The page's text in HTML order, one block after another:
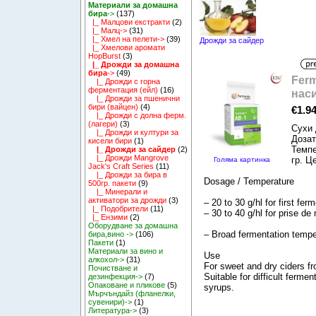
Материали за домашна
бира-> (137)
|_ Малцови екстракти (2)
|_ Малц-> (31)
|_ Хмел на пелети-> (39)
|_ Хмелови аромати
HopBurst (3)
|_ Дрожди за домашна
бира-> (49)
|_ Дрожди с горна
ферментация (ейл) (16)
|_ Дрожди за пшенични
бири (вайцен) (4)
|_ Дрожди с долна ферм.
(лагери) (3)
|_ Дрожди и култури за
кисели бири (1)
|_ Дрожди за сайдер (2)
|_ Дрожди Mangrove
Jack's Craft Series (11)
|_ Дрожди за бира в
500гр. пакети (9)
|_ Минерали и
активатори за дрожди (3)
|_ Подобрители (11)
|_ Ензими (2)
Оборудване за домашна
бира,вино -> (106)
Пакети (1)
Материали за вино и
алкохол-> (31)
Почистване и
дезинфекция-> (7)
Опаковане и пликове (5)
Мърчъндайз (фланелки,
сувенири)-> (1)
Литература-> (3)
Дрожди за сайдер
Голяма картинка
€1.94
Сухи
гр.
Dosage / Temperature
– 20 to 30 g/hl for first
– 30 to 40 g/hl for prise de
– Broad fermentation
Use
For sweet and dry ciders
Suitable for difficult
syrups.